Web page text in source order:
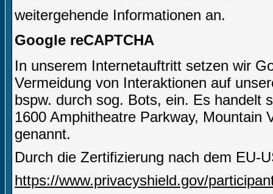
weitergehende Informationen an.
Google reCAPTCHA
In unserem Internetauftritt setzen wir
Vermeidung von Interaktionen auf
bspw. durch sog. Bots, ein. Es handelt
1600 Amphitheatre Parkway, Mountain
genannt.
Durch die Zertifizierung nach dem EU-
https://www.privacyshield.gov/